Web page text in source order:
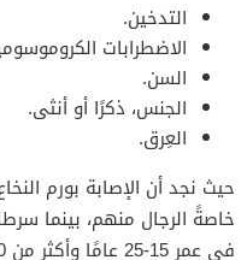
التدخين.
الاضطرابات
السن.
الجنس، ذكرًا أو أنثى.
العِرق.
حيث نجد أن الإصابة بورم
خاصةً الرجال منهم، بينما